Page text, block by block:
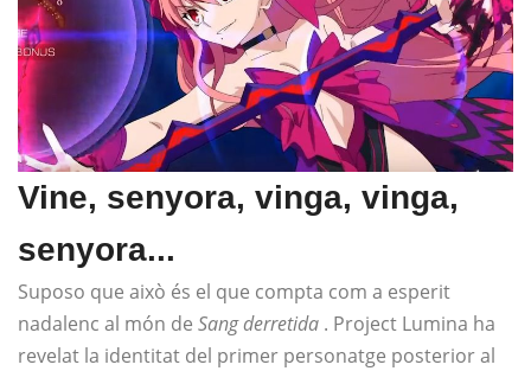
Vine, senyora, vinga, vinga,
senyora...
Suposo que això és el que compta com a esperit
nadalenc al món de Sang derretida . Project Lumina ha
revelat la identitat del primer personatge posterior al